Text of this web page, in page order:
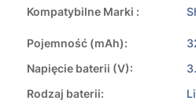
Kompatybilne Marki :
Pojemność (mAh):
Napięcie baterii (V):
Rodzaj baterii: